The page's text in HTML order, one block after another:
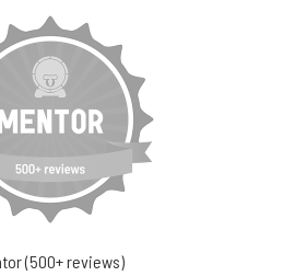
(500+ reviews)